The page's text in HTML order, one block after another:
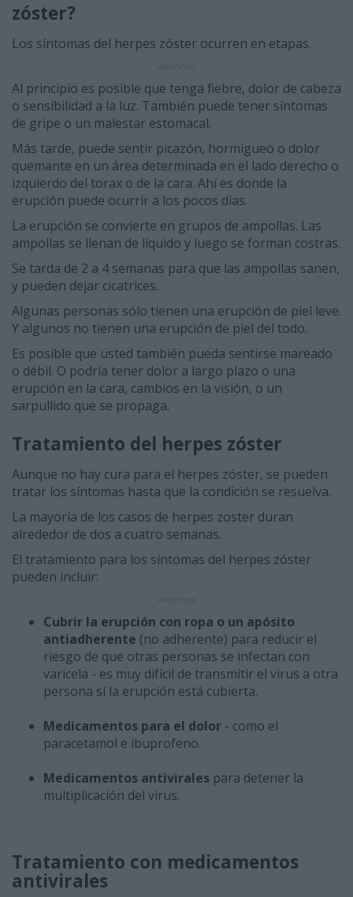
zóster?
Los síntomas del herpes zóster ocurren en etapas.
Al principio es posible que tenga fiebre, dolor de cabeza
o sensibilidad a la luz. También puede tener síntomas
de gripe o un malestar estomacal.
Más tarde, puede sentir picazón, hormigueo o dolor
quemante en un área determinada en el lado derecho o
izquierdo del torax o de la cara. Ahí es donde la
erupción puede ocurrir a los pocos días.
La erupción se convierte en grupos de ampollas. Las
ampollas se llenan de líquido y luego se forman costras.
Se tarda de 2 a 4 semanas para que las ampollas sanen,
y pueden dejar cicatrices.
Algunas personas sólo tienen una erupción de piel leve.
Y algunos no tienen una erupción de piel del todo.
Es posible que usted también pueda sentirse mareado
o débil. O podría tener dolor a largo plazo o una
erupción en la cara, cambios en la visión, o un
sarpullido que se propaga.
Tratamiento del herpes zóster
Aunque no hay cura para el herpes zóster, se pueden
tratar los síntomas hasta que la condición se resuelva.
La mayoría de los casos de herpes zoster duran
alrededor de dos a cuatro semanas.
El tratamiento para los síntomas del herpes zóster
pueden incluir:
Cubrir la erupción con ropa o un apósito
antiadherente (no adherente) para reducir el
riesgo de que otras personas se infectan con
varicela - es muy difícil de transmitir el virus a otra
persona si la erupción está cubierta.
Medicamentos para el dolor - como el
paracetamol e ibuprofeno.
Medicamentos antivirales para detener la
multiplicación del virus.
Tratamiento con medicamentos
antivirales